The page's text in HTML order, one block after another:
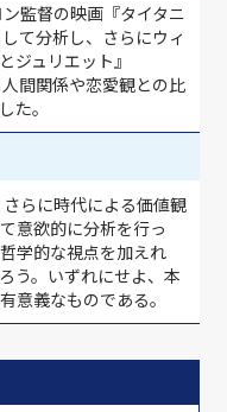
監督の映画『タイタニ
て分析し、さらにウィ
ジュリエット』
間関係や恋愛観との比
た。
らに時代による価値観
意欲的に分析を行っ
学的な視点を加えれ
う。いずれにせよ、本
意義なものである。